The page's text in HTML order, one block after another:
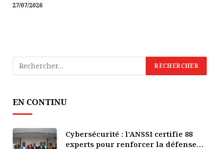
27/07/2026
EN CONTINU
Cybersécurité : l’ANSSI certifie 88
experts pour renforcer la défense